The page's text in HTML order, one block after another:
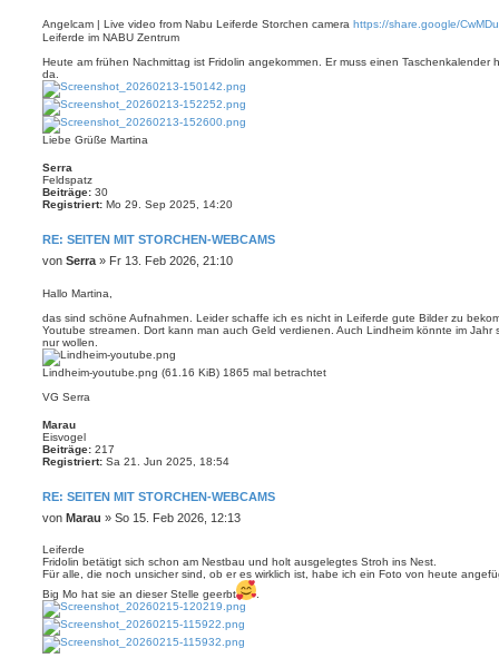
t
a
g
Angelcam | Live video from Nabu Leiferde Storchen camera https://share.google/
Leiferde im NABU Zentrum
Heute am frühen Nachmittag ist Fridolin angekommen. Er muss einen Taschenkalender
da.
Liebe Grüße Martina
Serra
Feldspatz
Beiträge: 30
Registriert: Mo 29. Sep 2025, 14:20
RE: SEITEN MIT STORCHEN-WEBCAMS
B
i
r
a
g
von Serra » Fr 13. Feb 2026, 21:10
Hallo Martina,
das sind schöne Aufnahmen. Leider schaffe ich es nicht in Leiferde gute Bilder zu
Youtube streamen. Dort kann man auch Geld verdienen. Auch Lindheim könnte im
nur wollen.
Lindheim-youtube.png (61.16 KiB) 1865 mal betrachtet
VG Serra
Marau
Eisvogel
Beiträge: 217
Registriert: Sa 21. Jun 2025, 18:54
RE: SEITEN MIT STORCHEN-WEBCAMS
B
i
t
r
a
g
von Marau » So 15. Feb 2026, 12:13
Leiferde
Fridolin betätigt sich schon am Nestbau und holt ausgelegtes Stroh ins Nest.
Für alle, die noch unsicher sind, ob er es wirklich ist, habe ich ein Foto von heute
Big Mo hat sie an dieser Stelle geerbt